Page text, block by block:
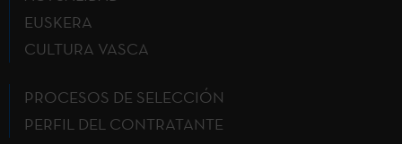
EUSKERA
CULTURA VASCA
PROCESOS DE SELECCIÓN
PERFIL DEL CONTRATANTE